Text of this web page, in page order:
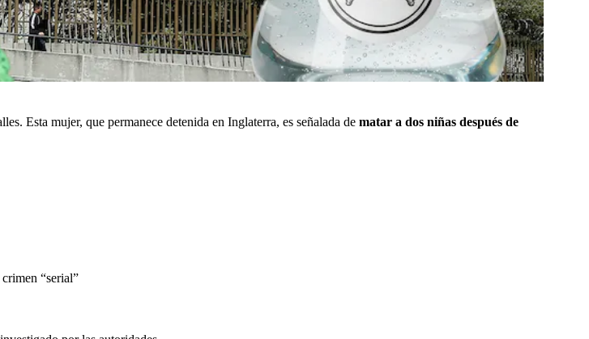
Esta mujer, que permanece detenida en Inglaterra, es señalada de matar a dos niñas después de
“serial”